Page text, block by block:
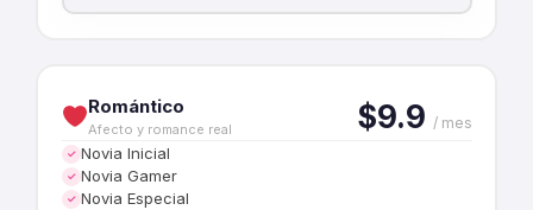
Romántico
Afecto y romance real $9.9 / mes
✓ Novia Inicial
✓ Novia Gamer
✓ Novia Especial